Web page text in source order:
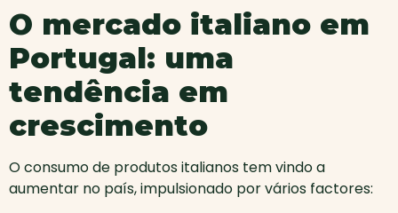
O mercado italiano em
Portugal: uma
tendência em
crescimento
O consumo de produtos italianos tem vindo a
aumentar no país, impulsionado por vários factores: